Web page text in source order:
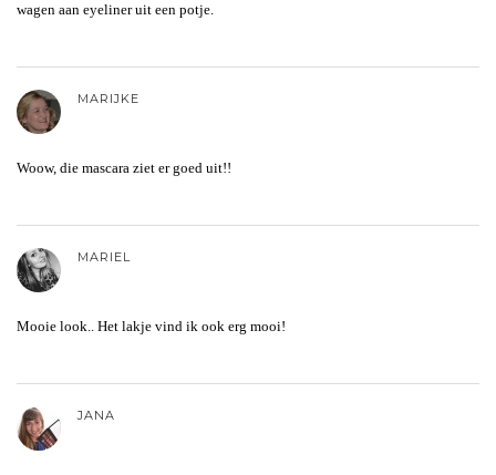
wagen aan eyeliner uit een potje.
MARIJKE
Woow, die mascara ziet er goed uit!!
MARIEL
Mooie look.. Het lakje vind ik ook erg mooi!
JANA